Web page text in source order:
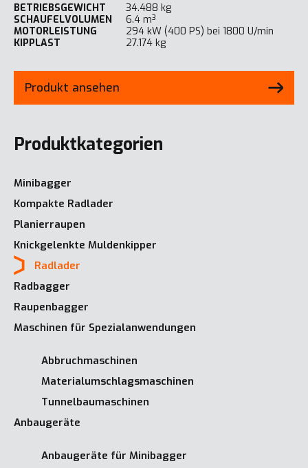
BETRIEBSGEWICHT
34.488 kg
SCHAUFELVOLUMEN
6.4 m³
MOTORLEISTUNG
294 kW (400 PS) bei 1800 U/min
KIPPLAST
27.174 kg
Produkt ansehen
Produktkategorien
Minibagger
Kompakte Radlader
Planierraupen
Knickgelenkte Muldenkipper
Radlader
Radbagger
Raupenbagger
Maschinen für Spezialanwendungen
Abbruchmaschinen
Materialumschlagsmaschinen
Tunnelbaumaschinen
Anbaugeräte
Anbaugeräte für Minibagger